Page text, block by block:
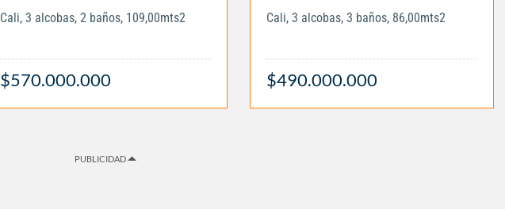
Cali, 3 alcobas, 2 baños, 109,00mts2
$570.000.000
Cali, 3 alcobas, 3 baños, 86,00mts2
$490.000.000
PUBLICIDAD